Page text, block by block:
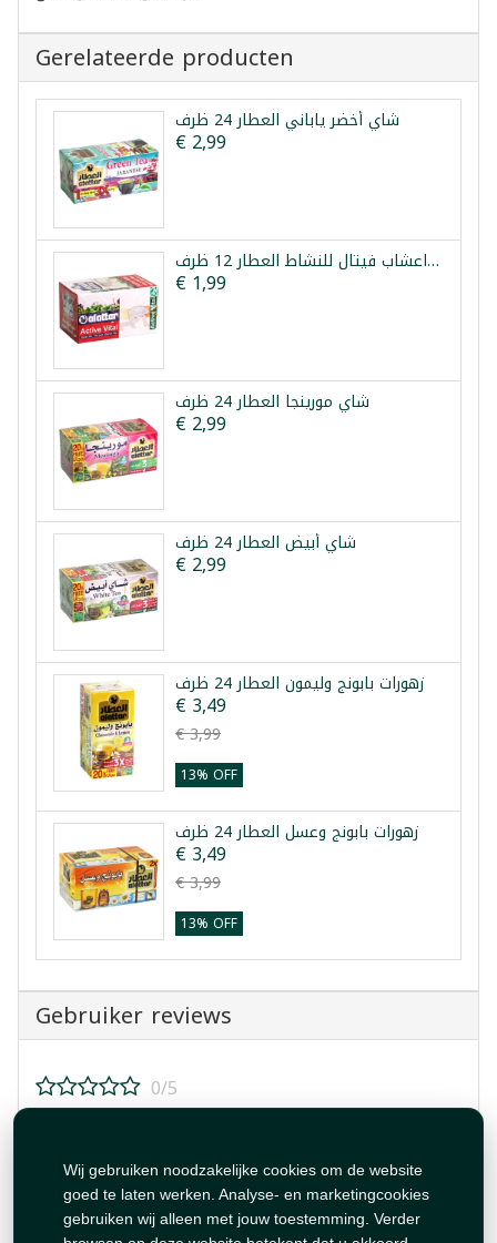
Wij gebruiken noodzakelijke cookies om de website
goed te laten werken. Analyse- en marketingcookies
gebruiken wij alleen met jouw toestemming. Verder
Gerelateerde producten
شاي أخضر ياباني العطار 24 ظرف
€ 2,99
خلطة اعشاب فيتال للنشاط العطار 12 ظرف
€ 1,99
شاي مورينجا العطار 24 ظرف
€ 2,99
شاي أبيض العطار 24 ظرف
€ 2,99
زهورات بابونج وليمون العطار 24 ظرف
€ 3,49
€ 3,99
13% OFF
زهورات بابونج وعسل العطار 24 ظرف
€ 3,49
€ 3,99
13% OFF
Gebruiker reviews
0/5